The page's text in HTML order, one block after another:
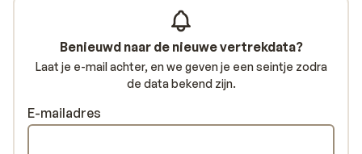
Benieuwd naar de nieuwe vertrekdata?
Laat je e-mail achter, en we geven je een seintje zodra
de data bekend zijn.
E-mailadres